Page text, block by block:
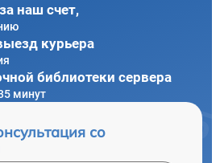
наш счет,
курьера
библиотеки сервера
минут
со